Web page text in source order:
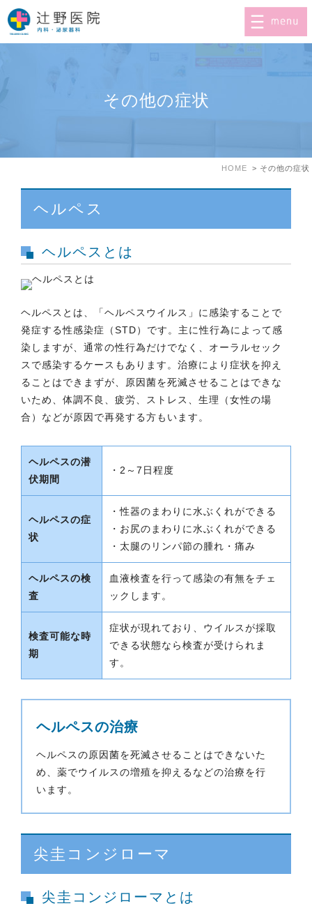
その他の症状
HOME その他の症状
ヘルペス
ヘルペスとは
ヘルペスとは、「ヘルペスウイルス」に感染することで
発症する性感染症（STD）です。主に性行為によって感
染しますが、通常の性行為だけでなく、オーラルセック
スで感染するケースもあります。治療により症状を抑え
ることはできまずが、原因菌を死滅させることはできな
いため、体調不良、疲労、ストレス、生理（女性の場
合）などが原因で再発する方もいます。
ヘルペスの潜
伏期間
・2～7日程度
ヘルペスの症
状
・性器のまわりに水ぶくれができる
・お尻のまわりに水ぶくれができる
・太腿のリンパ節の腫れ・痛み
ヘルペスの検
査
血液検査を行って感染の有無をチェ
ックします。
検査可能な時
期
症状が現れており、ウイルスが採取
できる状態なら検査が受けられま
す。
ヘルペスの治療
ヘルペスの原因菌を死滅させることはできないた
め、薬でウイルスの増殖を抑えるなどの治療を行
います。
尖圭コンジローマ
尖圭コンジローマとは